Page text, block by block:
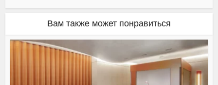
Вам также может понравиться